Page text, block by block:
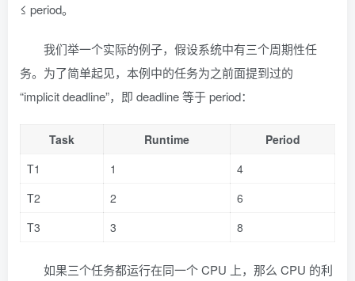
≤ period。
我们举一个实际的例子，假设系统中有三个周期性任
务。为了简单起见，本例中的任务为之前面提到过的
“implicit deadline”，即 deadline 等于 period：
Task Runtime
Period
T1
1
4
T2
2
6
T3
3 8
如果三个任务都运行在同一个 CPU 上，那么 CPU 的利